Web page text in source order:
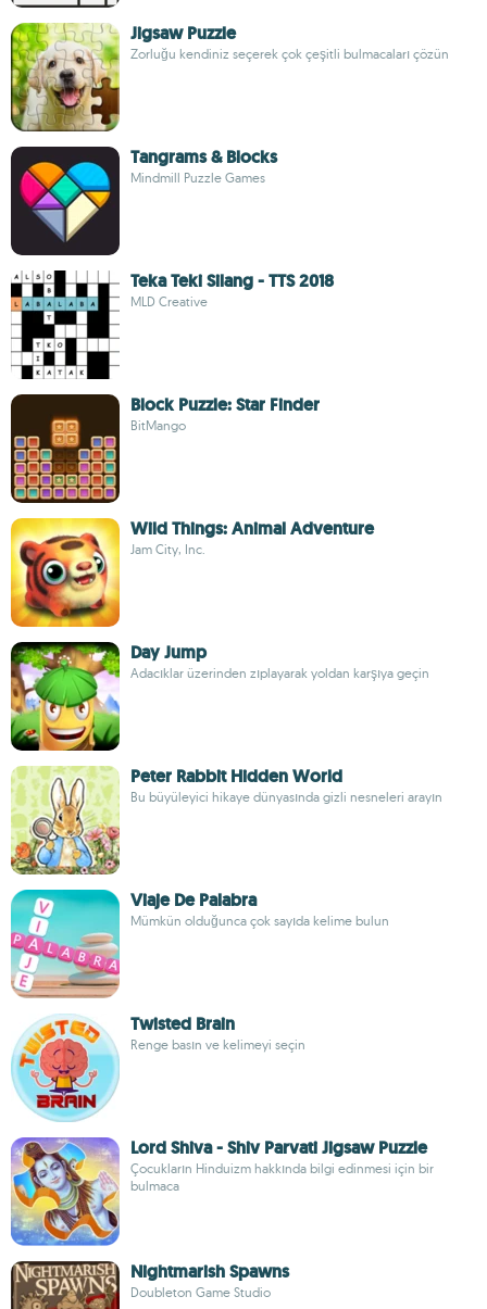
Jigsaw Puzzle
Zorluğu kendiniz seçerek çok çeşitli bulmacaları çözün
Tangrams & Blocks
Mindmill Puzzle Games
Teka Teki Silang - TTS 2018
MLD Creative
Block Puzzle: Star Finder
BitMango
Wild Things: Animal Adventure
Jam City, Inc.
Day Jump
Adacıklar üzerinden zıplayarak yoldan karşıya geçin
Peter Rabbit Hidden World
Bu büyüleyici hikaye dünyasında gizli nesneleri arayın
Viaje De Palabra
Mümkün olduğunca çok sayıda kelime bulun
Twisted Brain
Renge basın ve kelimeyi seçin
Lord Shiva - Shiv Parvati Jigsaw Puzzle
Çocukların Hinduizm hakkında bilgi edinmesi için bir
bulmaca
Nightmarish Spawns
Doubleton Game Studio